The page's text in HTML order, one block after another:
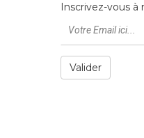
Inscrivez-vous
Valider